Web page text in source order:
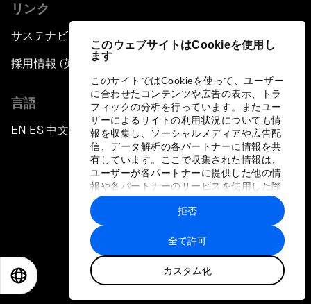
このウェブサイトはCookieを使用し
ます
このサイトではCookieを使って、ユーザー
に合わせたコンテンツや広告の表示、トラ
フィックの分析を行っています。またユー
ザーによるサイトの利用状況についても情
報を収集し、ソーシャルメディアや広告配
信、データ解析の各パートナーに情報を共
有しています。ここで収集された情報は、
ユーザーが各パートナーに提供した他の情
報や各パートナーのサービスを使用した際
に収集された情報と組み合わされ、各パー
トナーによって使用されることがありま
す。
全て許可
カスタム化
拒否
リンク
サステナビリティへの取り組み
採用情報 (英語のみ)
言語
EN ▪ES▪中文▪ 日本語
プライバシーポリシーと利用規約
サイトマップ
©
世界経済フォーラム